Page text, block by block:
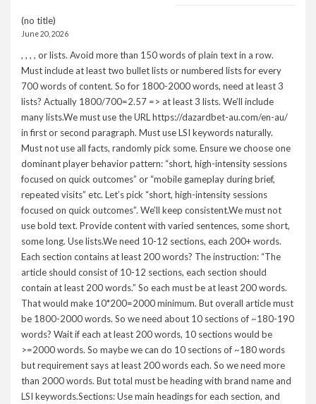
(no title)
June 20, 2026
, , , , or lists. Avoid more than 150 words of plain text in a row.
Must include at least two bullet lists or numbered lists for every
700 words of content. So for 1800-2000 words, need at least 3
lists? Actually 1800/700=2.57 => at least 3 lists. We’ll include
many lists.We must use the URL https://dazardbet-au.com/en-au/
in first or second paragraph. Must use LSI keywords naturally.
Must not use all facts, randomly pick some. Ensure we choose one
dominant player behavior pattern: “short, high-intensity sessions
focused on quick outcomes” or “mobile gameplay during brief,
repeated visits” etc. Let’s pick “short, high-intensity sessions
focused on quick outcomes”. We’ll keep consistent.We must not
use bold text. Provide content with varied sentences, some short,
some long. Use lists.We need 10-12 sections, each 200+ words.
Each section contains at least 200 words? The instruction: “The
article should consist of 10-12 sections, each section should
contain at least 200 words.” So each must be at least 200 words.
That would make 10*200=2000 minimum. But overall article must
be 1800-2000 words. So we need about 10 sections of ~180-190
words? Wait if each at least 200 words, 10 sections would be
>=2000 words. So maybe we can do 10 sections of ~180 words
but requirement says at least 200 words each. So we need more
than 2000 words. But total must be heading with brand name and
LSI keywords.Sections: Use main headings for each section, and